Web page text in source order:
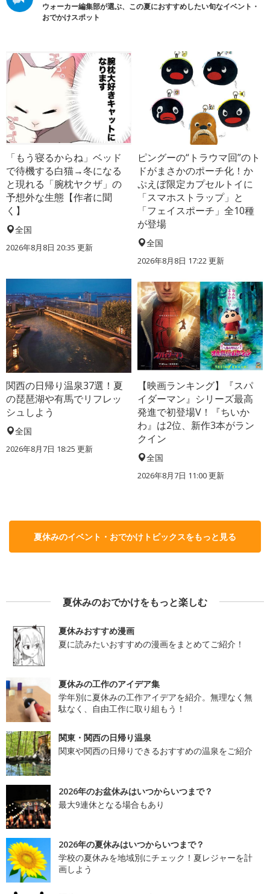
ウォーカー編集部が選ぶ、この夏におすすめしたい旬なイベント・
おでかけスポット
「もう寝るからね」ベッド
で待機する白猫→冬になる
と現れる「腕枕ヤクザ」の
予想外な生態【作者に聞
く】
全国
2026年8月8日 20:35 更新
ピングーの“トラウマ回”のト
ドがまさかのポーチ化！か
ぷえぼ限定カプセルトイに
「スマホストラップ」と
「フェイスポーチ」全10種
が登場
全国
2026年8月8日 17:22更新
関西の日帰り温泉37選！夏
の琵琶湖や有馬でリフレッ
シュしよう
全国
2026年8月7日 18:25 更新
【映画ランキング】『スパ
イダーマン』シリーズ最高
発進で初登場V！『ちいか
わ』は2位、新作3本がラン
クイン
全国
2026年8月7日 11:00更新
夏休みのイベント・おでかけトピックスをもっと見る
夏休みのおでかけをもっと楽しむ
夏休みおすすめ漫画
夏に読みたいおすすめの漫画をまとめてご紹介！
夏休みの工作のアイデア集
学年別に夏休みの工作アイデアを紹介。無理なく無
駄なく、自由工作に取り組もう！
関東・関西の日帰り温泉
関東や関西の日帰りできるおすすめの温泉をご紹介
2026年のお盆休みはいつからいつまで？
最大9連休となる場合もあり
2026年の夏休みはいつからいつまで？
学校の夏休みを地域別にチェック！夏レジャーを計
画しよう